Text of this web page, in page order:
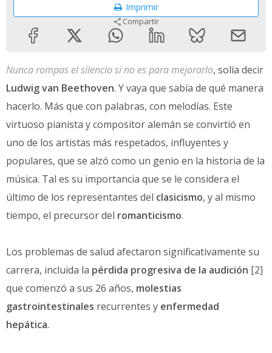
Imprimir
Compartir
Nunca rompas el silencio si no es para mejorarlo, solía decir
Ludwig van Beethoven. Y vaya que sabía de qué manera
hacerlo. Más que con palabras, con melodías. Este
virtuoso pianista y compositor alemán se convirtió en
uno de los artistas más respetados, influyentes y
populares, que se alzó como un genio en la historia de la
música. Tal es su importancia que se le considera el
último de los representantes del clasicismo, y al mismo
tiempo, el precursor del romanticismo.
Los problemas de salud afectaron significativamente su
carrera, incluida la pérdida progresiva de la audición [2]
que comenzó a sus 26 años, molestias
gastrointestinales recurrentes y enfermedad
hepática.